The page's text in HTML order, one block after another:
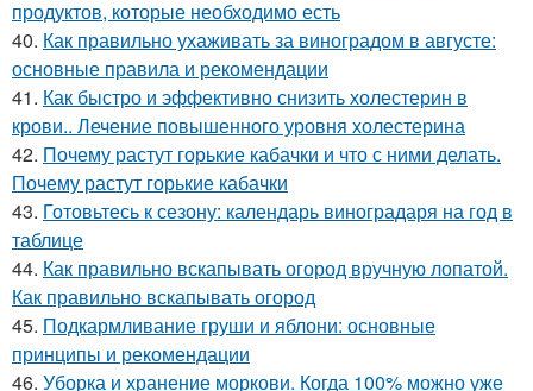
продуктов, которые необходимо есть
40. Как правильно ухаживать за виноградом в августе:
основные правила и рекомендации
41. Как быстро и эффективно снизить холестерин в
крови.. Лечение повышенного уровня холестерина
42. Почему растут горькие кабачки и что с ними делать.
Почему растут горькие кабачки
43. Готовьтесь к сезону: календарь виноградаря на год в
таблице
44. Как правильно вскапывать огород вручную лопатой.
Как правильно вскапывать огород
45. Подкармливание груши и яблони: основные
принципы и рекомендации
46. Уборка и хранение моркови. Когда 100% можно уже